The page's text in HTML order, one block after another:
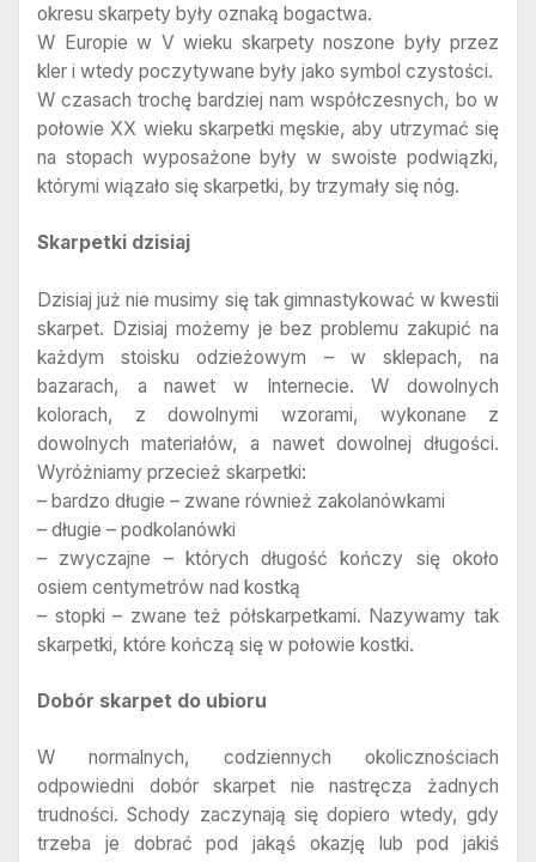
okresu skarpety były oznaką bogactwa.
W Europie w V wieku skarpety noszone były przez
kler i wtedy poczytywane były jako symbol czystości.
W czasach trochę bardziej nam współczesnych, bo w
połowie XX wieku skarpetki męskie, aby utrzymać się
na stopach wyposażone były w swoiste podwiązki,
którymi wiązało się skarpetki, by trzymały się nóg.
Skarpetki dzisiaj
Dzisiaj już nie musimy się tak gimnastykować w kwestii
skarpet. Dzisiaj możemy je bez problemu zakupić na
każdym stoisku odzieżowym – w sklepach, na
bazarach, a nawet w Internecie. W dowolnych
kolorach, z dowolnymi wzorami, wykonane z
dowolnych materiałów, a nawet dowolnej długości.
Wyróżniamy przecież skarpetki:
– bardzo długie – zwane również zakolanówkami
– długie – podkolanówki
– zwyczajne – których długość kończy się około
osiem centymetrów nad kostką
– stopki – zwane też półskarpetkami. Nazywamy tak
skarpetki, które kończą się w połowie kostki.
Dobór skarpet do ubioru
W normalnych, codziennych okolicznościach
odpowiedni dobór skarpet nie nastręcza żadnych
trudności. Schody zaczynają się dopiero wtedy, gdy
trzeba je dobrać pod jakąś okazję lub pod jakiś